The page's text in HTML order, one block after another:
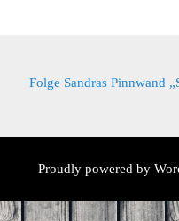
Folge Sandras Pinnwand
Proudly powered by